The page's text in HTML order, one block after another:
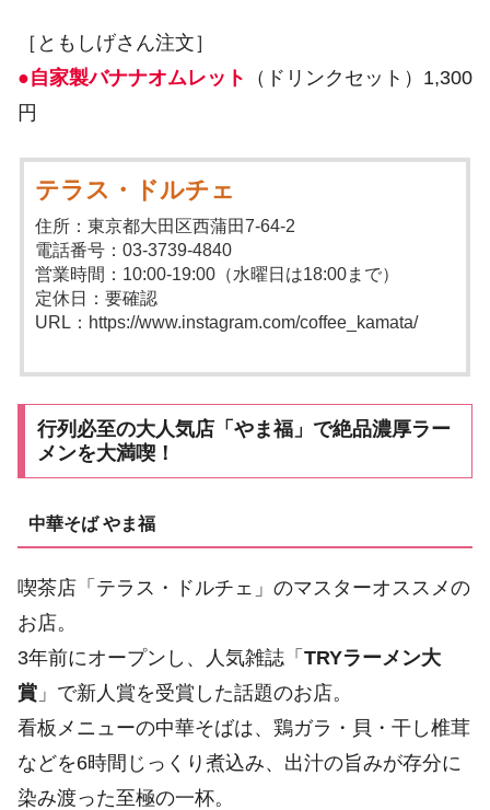
［ともしげさん注文］
●自家製バナナオムレット
（ドリンクセット）1,300
円
テラス・ドルチェ
住所：東京都大田区西蒲田7-64-2
電話番号：03-3739-4840
営業時間：10:00-19:00（水曜日は18:00まで）
定休日：要確認
URL：https://www.instagram.com/coffee_kamata/
行列必至の大人気店「やま福」で絶品濃厚ラー
メンを大満喫！
中華そば やま福
喫茶店「テラス・ドルチェ」のマスターオススメの
お店。
3年前にオープンし、人気雑誌「 TRYラーメン大
賞 」で新人賞を受賞した話題のお店。
看板メニューの中華そばは、鶏ガラ・貝・干し椎茸
などを6時間じっくり煮込み、出汁の旨みが存分に
染み渡った至極の一杯。